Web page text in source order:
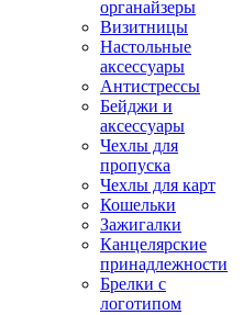
органайзеры
Визитницы
Настольные
аксессуары
Антистрессы
Бейджи и
аксессуары
Чехлы для
пропуска
Чехлы для карт
Кошельки
Зажигалки
Канцелярские
принадлежности
Брелки с
логотипом